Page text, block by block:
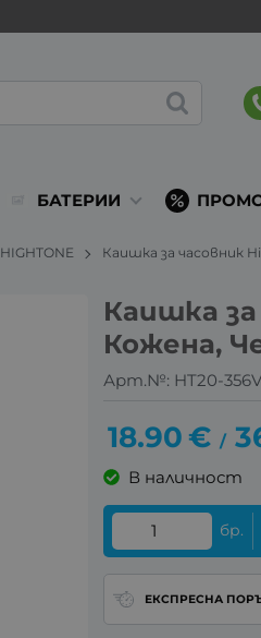
БАТЕРИИ
HIGHTONE Каишка за часовник
Каишка за
Кожена,
Арт.№: HT20-356V
18.90€ /
В наличност
бр.
ЕКСПРЕСНА